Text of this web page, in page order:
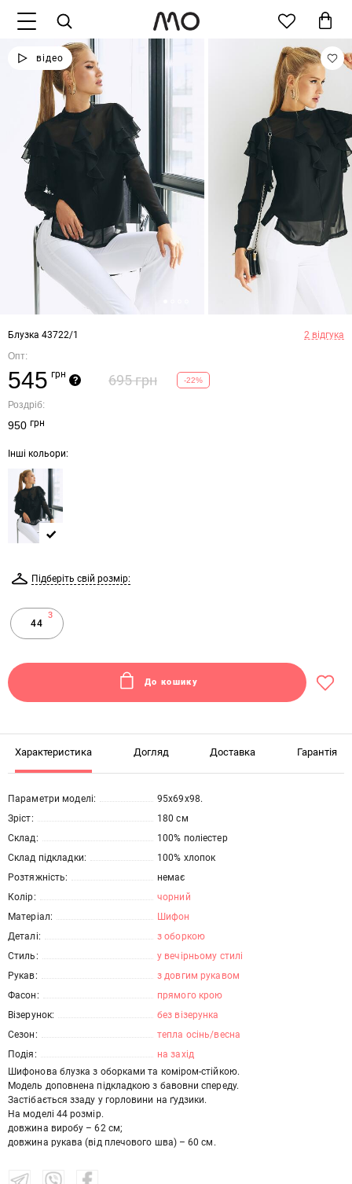
відео
Блузка 43722/1
2 відгука
Опт:
545 грн
? 695 грн -22%
Роздріб:
950 грн
Інші кольори:
Підберіть свій розмір:
3
44
До кошику
Характеристика Догляд Доставка Гарантія
Параметри моделі:
95х69х98.
Зріст:
180 см
Склад:
100% поліестер
Склад підкладки:
100% хлопок
Розтяжність:
немає
Колір:
чорний
Матеріал:
Шифон
Деталі:
з оборкою
Стиль:
у вечірньому стилі
Рукав:
з довгим рукавом
Фасон:
прямого крою
Візерунок:
без візерунка
Сезон:
тепла осінь/весна
Подія:
на захід
Шифонова блузка з оборками та коміром-стійкою.
Модель доповнена підкладкою з бавовни спереду.
Застібається ззаду у горловини на ґудзики.
На моделі 44 розмір.
довжина виробу – 62 см;
довжина рукава (від плечового шва) – 60 см.